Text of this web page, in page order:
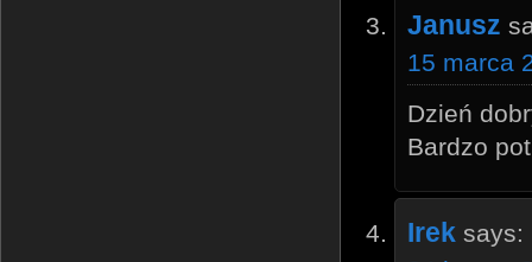
Janusz
15 marca
Dzień
Bardzo
Irek says: